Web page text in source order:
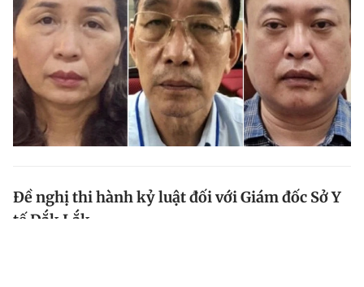
Đề nghị thi hành kỷ luật đối với Giám đốc Sở Y
tế Đắk Lắk